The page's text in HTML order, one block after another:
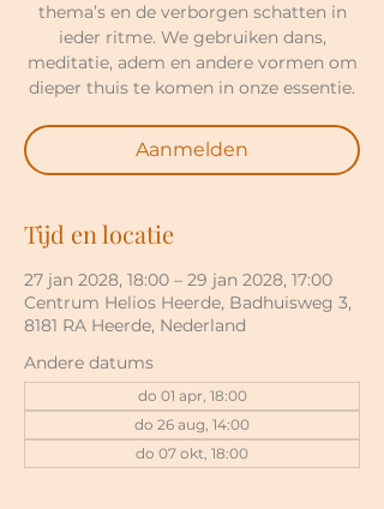
thema’s en de verborgen schatten in
ieder ritme. We gebruiken dans,
meditatie, adem en andere vormen om
dieper thuis te komen in onze essentie.
Aanmelden
Tijd en locatie
27 jan 2028, 18:00 – 29 jan 2028, 17:00
Centrum Helios Heerde, Badhuisweg 3,
8181 RA Heerde, Nederland
Andere datums
do 01 apr, 18:00
do 26 aug, 14:00
do 07 okt, 18:00